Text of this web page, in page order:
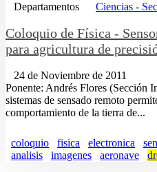
Departamentos Ciencias -
Coloquio de Física -
para agricultura de
24 de Noviembre de 2011
Ponente: Andrés Flores (Sección
sistemas de sensado remoto
comportamiento de la tierra de...
coloquio fisica electronica
analisis
imagenes aeronave